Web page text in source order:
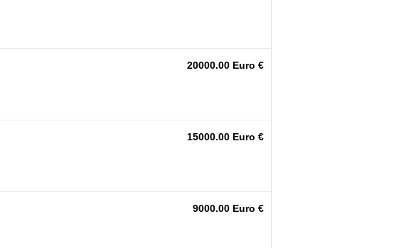
20000.00 Euro €
15000.00 Euro €
9000.00 Euro €